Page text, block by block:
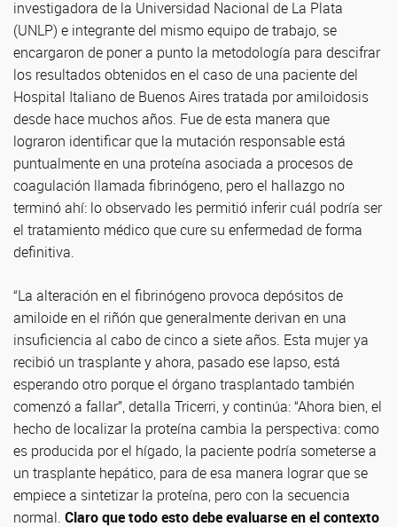
investigadora de la Universidad Nacional de La Plata
(UNLP) e integrante del mismo equipo de trabajo, se
encargaron de poner a punto la metodología para descifrar
los resultados obtenidos en el caso de una paciente del
Hospital Italiano de Buenos Aires tratada por amiloidosis
desde hace muchos años. Fue de esta manera que
lograron identificar que la mutación responsable está
puntualmente en una proteína asociada a procesos de
coagulación llamada fibrinógeno, pero el hallazgo no
terminó ahí: lo observado les permitió inferir cuál podría ser
el tratamiento médico que cure su enfermedad de forma
definitiva.
“La alteración en el fibrinógeno provoca depósitos de
amiloide en el riñón que generalmente derivan en una
insuficiencia al cabo de cinco a siete años. Esta mujer ya
recibió un trasplante y ahora, pasado ese lapso, está
esperando otro porque el órgano trasplantado también
comenzó a fallar”, detalla Tricerri, y continúa: “Ahora bien, el
hecho de localizar la proteína cambia la perspectiva: como
es producida por el hígado, la paciente podría someterse a
un trasplante hepático, para de esa manera lograr que se
empiece a sintetizar la proteína, pero con la secuencia
normal. Claro que todo esto debe evaluarse en el contexto